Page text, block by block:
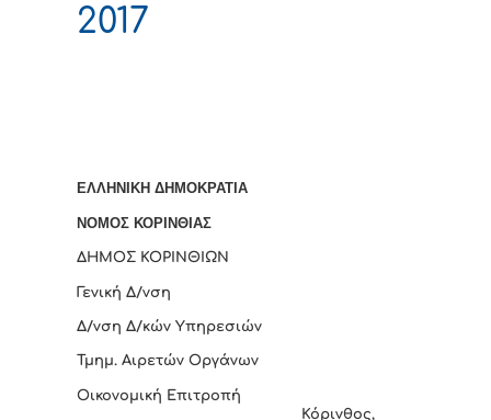
2017
ΕΛΛΗΝΙΚΗ ΔΗΜΟΚΡΑΤΙΑ
ΝΟΜΟΣ ΚΟΡΙΝΘΙΑΣ
ΔΗΜΟΣ ΚΟΡΙΝΘΙΩΝ
Γενική Δ/νση
Δ/νση Δ/κών Υπηρεσιών
Τμημ. Αιρετών Οργάνων
Οικονομική Επιτροπή
Κόρινθος,